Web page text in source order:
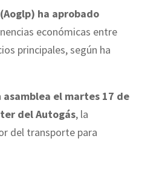
ha aprobado
económicas entre
principales, según ha
asamblea el martes 17 de
del Autogás, la
del transporte para